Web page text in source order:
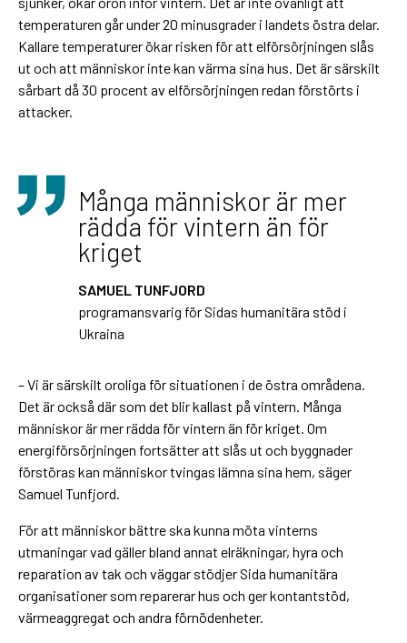
temperaturen går under 20 minusgrader i landets östra delar.
Kallare temperaturer ökar risken för att elförsörjningen slås
ut och att människor inte kan värma sina hus. Det är särskilt
sårbart då 30 procent av elförsörjningen redan förstörts i
attacker.
Många människor är mer
rädda för vintern än för
kriget
SAMUEL TUNFJORD
programansvarig för Sidas humanitära stöd i
Ukraina
– Vi är särskilt oroliga för situationen i de östra områdena.
Det är också där som det blir kallast på vintern. Många
människor är mer rädda för vintern än för kriget. Om
energiförsörjningen fortsätter att slås ut och byggnader
förstöras kan människor tvingas lämna sina hem, säger
Samuel Tunfjord.
För att människor bättre ska kunna möta vinterns
utmaningar vad gäller bland annat elräkningar, hyra och
reparation av tak och väggar stödjer Sida humanitära
organisationer som reparerar hus och ger kontantstöd,
värmeaggregat och andra förnödenheter.